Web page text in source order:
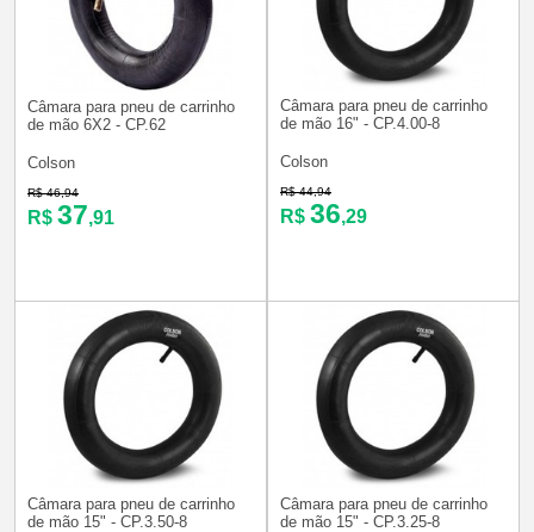
Câmara para pneu de carrinho
de mão 6X2 - CP.62
Colson
R$ 46,94
R$ 37,91
Câmara para pneu de carrinho
de mão 16" - CP.4.00-8
Colson
R$ 44,94
R$ 36,29
Câmara para pneu de carrinho
de mão 15" - CP.3.50-8
Câmara para pneu de carrinho
de mão 15" - CP.3.25-8